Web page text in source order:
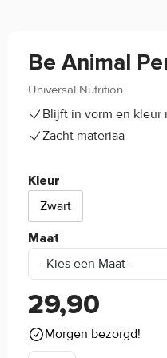
Be Animal
Universal Nutrition
Blijft in vorm en kleur
Zacht materiaa
Kleur
Zwart
Maat
29,90
Morgen bezorgd!